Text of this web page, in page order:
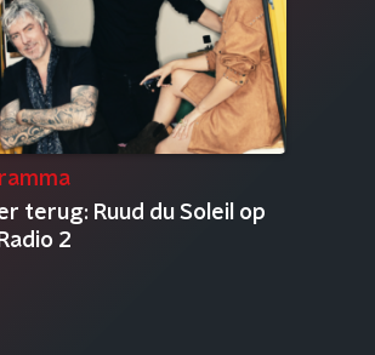
terug: Ruud du Soleil op
2